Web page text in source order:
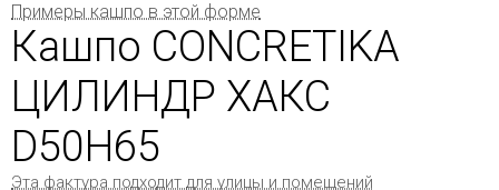
Примеры кашпо в этой форме
Кашпо CONCRETIKA
ЦИЛИНДР ХАКС
D50H65
Эта фактура подходит для улицы и помещений